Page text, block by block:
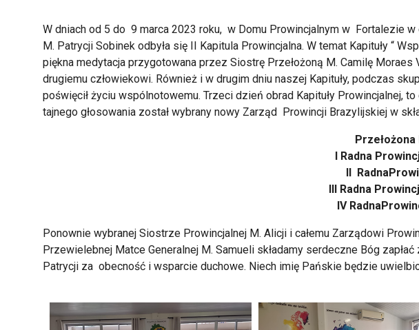
W dniach od 5 do 9 marca 2023 roku, w Domu Prowincjalnym w Fortalezie
M. Patrycji Sobinek odbyła się II Kapitula Prowincjalna. W temat Kapituły “
piękna medytacja przygotowana przez Siostrę Przełożoną M. Camilę
drugiemu człowiekowi. Również i w drugim dniu naszej Kapituły, podczas
poświęcił życiu wspólnotowemu. Trzeci dzień obrad Kapituły
tajnego głosowania został wybrany nowy Zarząd Prowincji Brazylijskiej w
I Radna
II
III Radna
IV
Ponownie wybranej Siostrze Prowincjalnej M. Alicji i całemu Zarządowi
Przewielebnej Matce Generalnej M. Samueli składamy serdeczne Bóg
Patrycji za obecność i wsparcie duchowe. Niech imię Pańskie będzie